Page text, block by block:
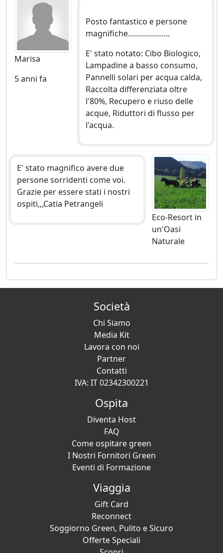
Marisa
5 anni fa
Posto fantastico e persone
magnifiche.....................
E' stato notato: Cibo Biologico,
Lampadine a basso consumo,
Pannelli solari per acqua calda,
Raccolta differenziata oltre
l'80%, Recupero e riuso delle
acque, Riduttori di flusso per
l'acqua.
E' stato magnifico avere due
persone sorridenti come voi.
Grazie per essere stati i nostri
ospiti,,,Catia Petrangeli
Eco-Resort in
un'Oasi
Naturale
Società
Chi Siamo
Media Kit
Lavora con noi
Partner
Contatti
IVA: IT 02342300221
Ospita
Diventa Host
FAQ
Come ospitare green
I Nostri Fornitori Green
Eventi di Formazione
Viaggia
Gift Card
Reconnect
Soggiorno Green, Pulito e Sicuro
Offerte Speciali